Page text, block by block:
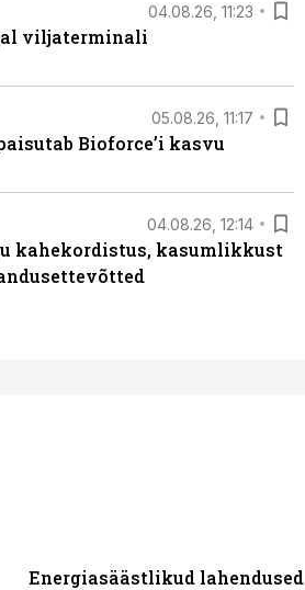
04.08.26, 11:23
viljaterminali
05.08.26, 11:17
Bioforce’i kasvu
04.08.26, 12:14
kahekordistus, kasumlikkust
Energiasäästlikud lahendused